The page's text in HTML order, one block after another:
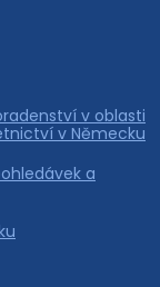
v oblasti
v Německu
a